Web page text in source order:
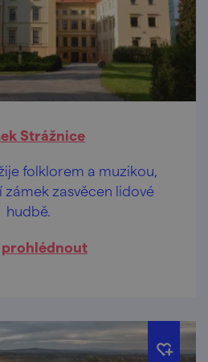
Strážnice
folklorem a muzikou,
zasvěcen lidové
hudbě.
prohlédnout